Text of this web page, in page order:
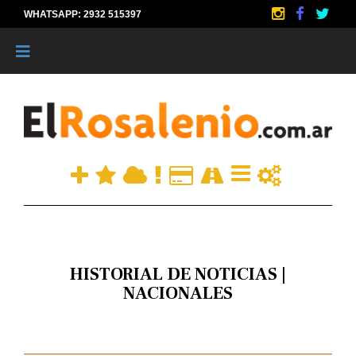
WHATSAPP: 2932 515397
HISTORIAL DE NOTICIAS |
NACIONALES